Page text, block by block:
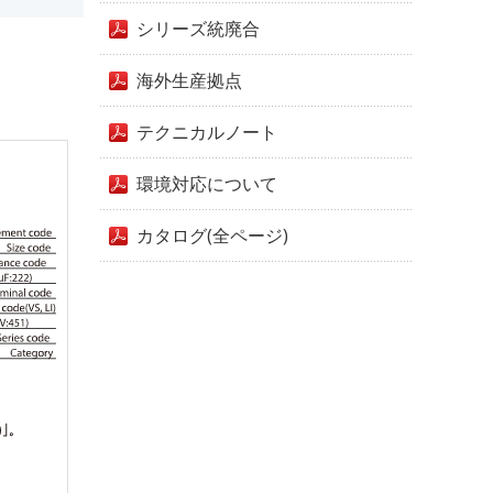
シリーズ統廃合
海外生産拠点
テクニカルノート
環境対応について
カタログ(全ページ)